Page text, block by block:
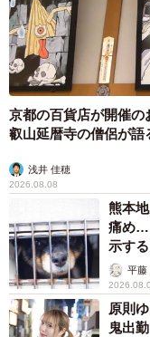
京都の百貨店が開催
叡山延暦寺の僧侶が語
浅井 佳穂
2026.08.08
熊本
痛め…
示す
平藤
原則
鬼出